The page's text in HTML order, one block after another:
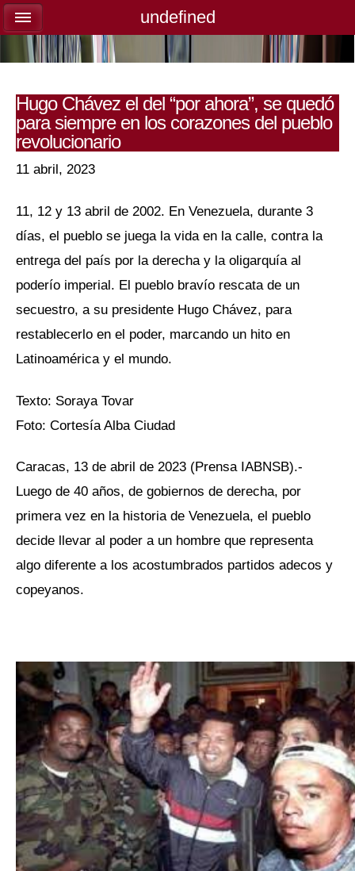
Hugo Chávez el del “por ahora”, se quedó
para siempre en los corazones del pueblo
revolucionario
11 abril, 2023
11, 12 y 13 abril de 2002. En Venezuela, durante 3
días, el pueblo se juega la vida en la calle, contra la
entrega del país por la derecha y la oligarquía al
poderío imperial. El pueblo bravío rescata de un
secuestro, a su presidente Hugo Chávez, para
restablecerlo en el poder, marcando un hito en
Latinoamérica y el mundo.
Texto: Soraya Tovar
Foto: Cortesía Alba Ciudad
Caracas, 13 de abril de 2023 (Prensa IABNSB).-
Luego de 40 años, de gobiernos de derecha, por
primera vez en la historia de Venezuela, el pueblo
decide llevar al poder a un hombre que representa
algo diferente a los acostumbrados partidos adecos y
copeyanos.
undefined
undefined